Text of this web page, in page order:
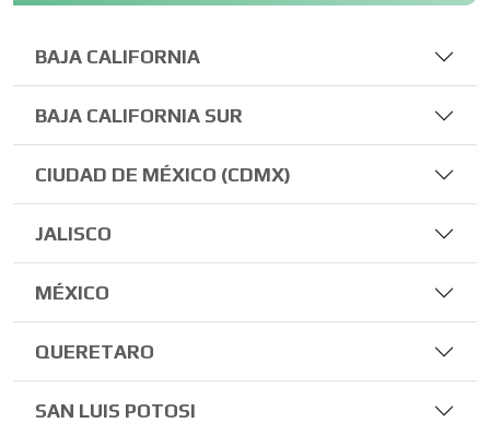
BAJA CALIFORNIA
BAJA CALIFORNIA SUR
CIUDAD DE MÉXICO (CDMX)
JALISCO
MÉXICO
QUERETARO
SAN LUIS POTOSI